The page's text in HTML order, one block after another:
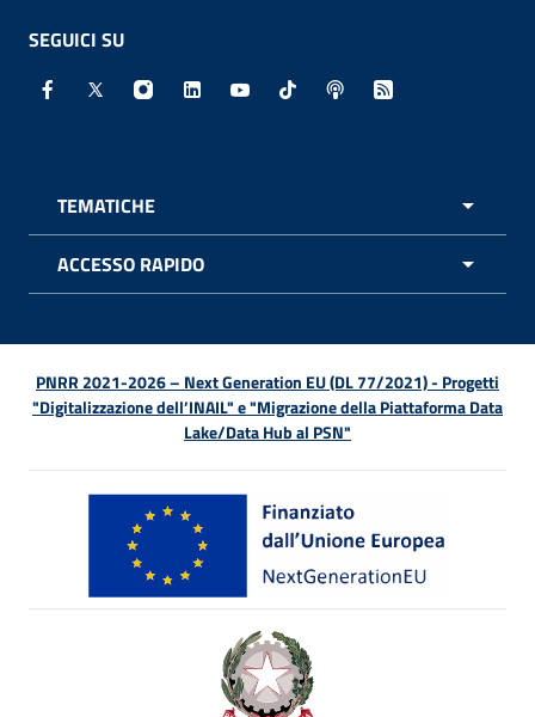
SEGUICI SU
Facebook - Sito esterno - Apertura in nuova finestra
X - Sito esterno - Apertura in nuova finestra
Instagram - Sito esterno - Apertura in
Linkedin - Sito esterno - Apertura in
Youtube - Sito esterno -
TikTok - Sito esterno -
Spreaker - Sito
Feed RSS -
TEMATICHE
ACCESSO RAPIDO
PNRR 2021-2026 – Next Generation EU (DL 77/2021) - Progetti
"Digitalizzazione dell’INAIL" e "Migrazione della Piattaforma Data
Lake/Data Hub al PSN"